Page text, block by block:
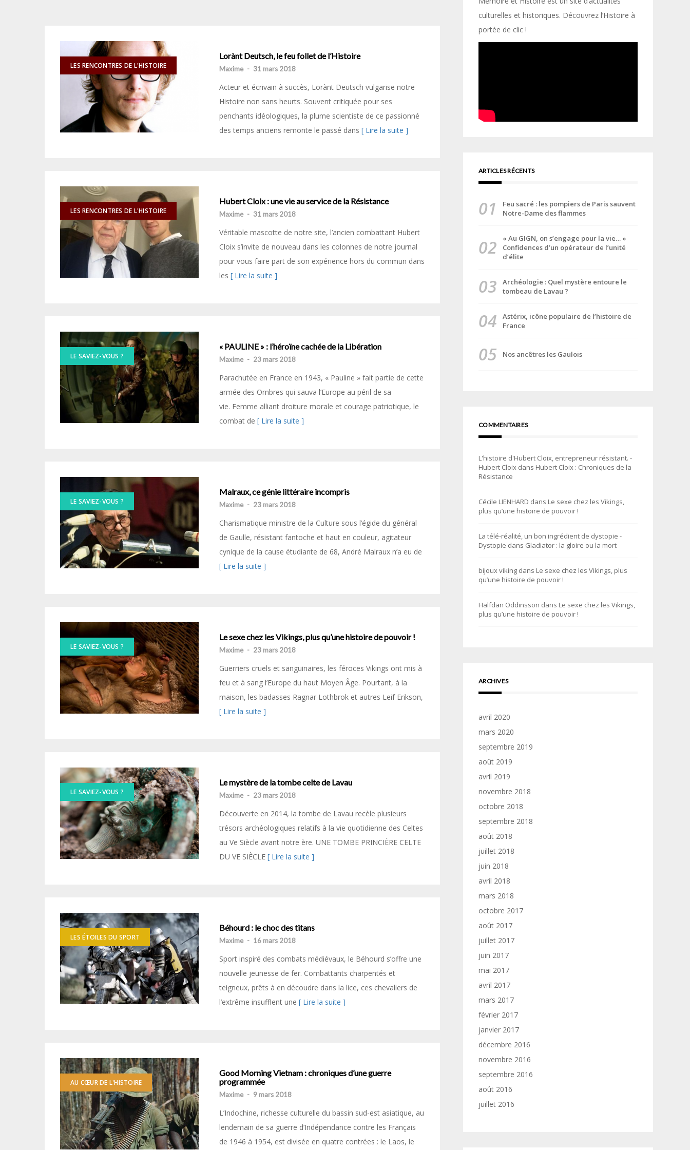
LES RENCONTRES DE L'HISTOIRE
Lorànt Deutsch, le feu follet de l’Histoire
Maxime - 31 mars 2018
Acteur et écrivain à succès, Lorànt Deutsch vulgarise notre
Histoire non sans heurts. Souvent critiquée pour ses
penchants idéologiques, la plume scientiste de ce passionné
des temps anciens remonte le passé dans [ Lire la suite ]
LES RENCONTRES DE L'HISTOIRE
Hubert Cloix : une vie au service de la Résistance
Maxime - 31 mars 2018
Véritable mascotte de notre site, l’ancien combattant Hubert
Cloix s’invite de nouveau dans les colonnes de notre journal
pour vous faire part de son expérience hors du commun dans
les [ Lire la suite ]
LE SAVIEZ-VOUS ?
« PAULINE » : l’héroïne cachée de la Libération
Maxime - 23 mars 2018
Parachutée en France en 1943, « Pauline » fait partie de cette
armée des Ombres qui sauva l’Europe au péril de sa
vie. Femme alliant droiture morale et courage patriotique, le
combat de [ Lire la suite ]
LE SAVIEZ-VOUS ?
Malraux, ce génie littéraire incompris
Maxime - 23 mars 2018
Charismatique ministre de la Culture sous l’égide du général
de Gaulle, résistant fantoche et haut en couleur, agitateur
cynique de la cause étudiante de 68, André Malraux n’a eu de
[ Lire la suite ]
LE SAVIEZ-VOUS ?
Le sexe chez les Vikings, plus qu’une histoire de pouvoir !
Maxime - 23 mars 2018
Guerriers cruels et sanguinaires, les féroces Vikings ont mis à
feu et à sang l’Europe du haut Moyen Âge. Pourtant, à la
maison, les badasses Ragnar Lothbrok et autres Leif Erikson,
[ Lire la suite ]
LE SAVIEZ-VOUS ?
Le mystère de la tombe celte de Lavau
Maxime - 23 mars 2018
Découverte en 2014, la tombe de Lavau recèle plusieurs
trésors archéologiques relatifs à la vie quotidienne des Celtes
au Ve Siècle avant notre ère. UNE TOMBE PRINCIÈRE CELTE
DU VE SIÈCLE [ Lire la suite ]
LES ÉTOILES DU SPORT
Béhourd : le choc des titans
Maxime - 16 mars 2018
Sport inspiré des combats médiévaux, le Béhourd s’offre une
nouvelle jeunesse de fer. Combattants charpentés et
teigneux, prêts à en découdre dans la lice, ces chevaliers de
l’extrême insufflent une [ Lire la suite ]
AU CŒUR DE L'HISTOIRE
Good Morning Vietnam : chroniques d’une guerre
programmée
Maxime - 9 mars 2018
L’Indochine, richesse culturelle du bassin sud-est asiatique, au
lendemain de sa guerre d’Indépendance contre les Français
de 1946 à 1954, est divisée en quatre contrées : le Laos, le
culturelles et historiques. Découvrez l’Histoire à
portée de clic !
ARTICLES RÉCENTS
Feu sacré : les pompiers de Paris sauvent
Notre-Dame des flammes
« Au GIGN, on s’engage pour la vie… »
Confidences d’un opérateur de l’unité
d’élite
Archéologie : Quel mystère entoure le
tombeau de Lavau ?
Astérix, icône populaire de l’histoire de
France
Nos ancêtres les Gaulois
COMMENTAIRES
L'histoire d'Hubert Cloix, entrepreneur résistant. -
Hubert Cloix dans Hubert Cloix : Chroniques de la
Résistance
Cécile LIENHARD dans Le sexe chez les Vikings,
plus qu’une histoire de pouvoir !
La télé-réalité, un bon ingrédient de dystopie -
Dystopie dans Gladiator : la gloire ou la mort
bijoux viking dans Le sexe chez les Vikings, plus
qu’une histoire de pouvoir !
Halfdan Oddinsson dans Le sexe chez les Vikings,
plus qu’une histoire de pouvoir !
ARCHIVES
avril 2020
mars 2020
septembre 2019
août 2019
avril 2019
novembre 2018
octobre 2018
septembre 2018
août 2018
juillet 2018
juin 2018
avril 2018
mars 2018
octobre 2017
août 2017
juillet 2017
juin 2017
mai 2017
avril 2017
mars 2017
février 2017
janvier 2017
décembre 2016
novembre 2016
septembre 2016
août 2016
juillet 2016